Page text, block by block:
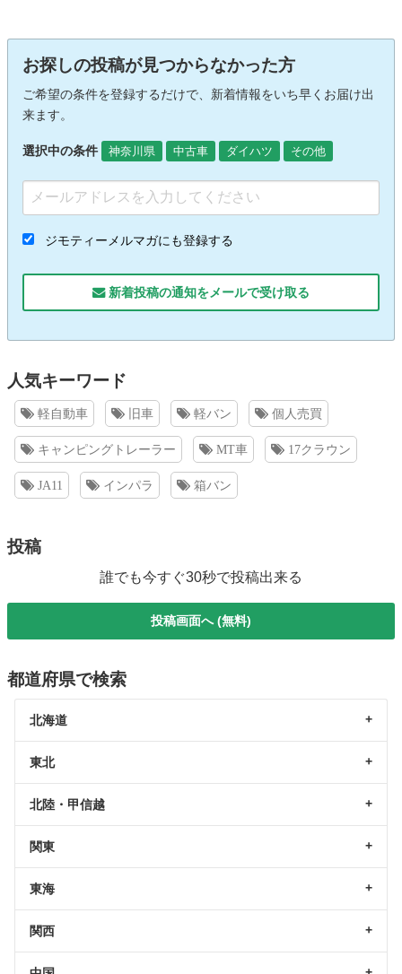
お探しの投稿が見つからなかった方
ご希望の条件を登録するだけで、新着情報をいち早くお届け出
来ます。
選択中の条件 神奈川県 中古車 ダイハツ その他
ジモティーメルマガにも登録する
新着投稿の通知をメールで受け取る
人気キーワード
軽自動車 旧車 軽バン 個人売買
キャンピングトレーラー MT車 17クラウン
JA11 インパラ 箱バン
投稿
誰でも今すぐ30秒で投稿出来る
投稿画面へ (無料)
都道府県で検索
北海道
東北
北陸・甲信越
関東
東海
関西